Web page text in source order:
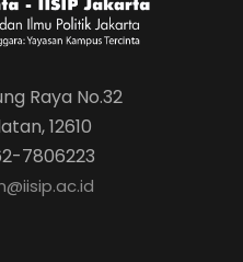
Raya No.32
12610
7806223